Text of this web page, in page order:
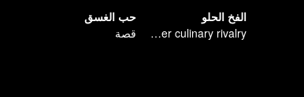
الفخ الحلو
Sweet-bitter culinary rivalry
حب الغسق
قصة